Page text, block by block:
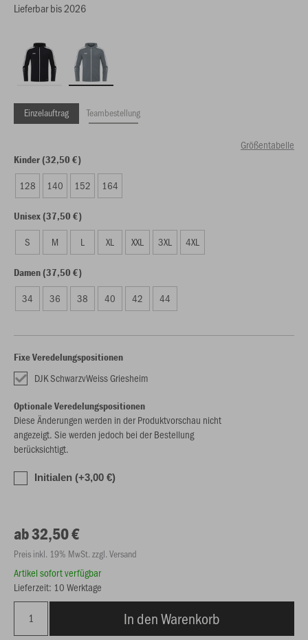
Lieferbar bis 2026
Einzelauftrag Teambestellung
Größentabelle
Kinder (32,50 €)
128 140 152 164
Unisex (37,50 €)
S M L XL XXL 3XL 4XL
Damen (37,50 €)
34 36 38 40 42 44
Fixe Veredelungspositionen
DJK SchwarzvWeiss Griesheim
Optionale Veredelungspositionen
Diese Änderungen werden in der Produktvorschau nicht
angezeigt. Sie werden jedoch bei der Bestellung
berücksichtigt.
Initialen (+3,00 €)
ab 32,50 €
Preis inkl. 19% MwSt. zzgl. Versand
Artikel sofort verfügbar
Lieferzeit: 10 Werktage
In den Warenkorb